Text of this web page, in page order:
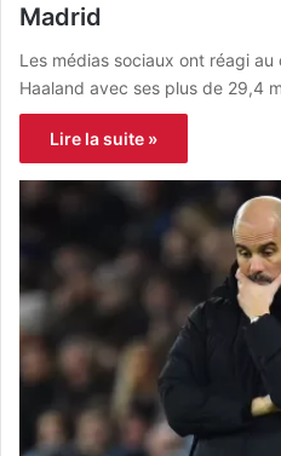
Madrid
Les médias sociaux ont réagi
Haaland avec ses plus de 29,4
Lire la suite »